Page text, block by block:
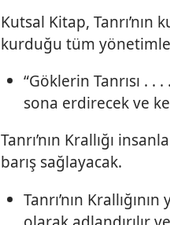
Kutsal Kitap,
kurduğu tüm
“Göklerin Tanrısı . .
sona erdirecek ve
Tanrı’nın Krallığı
barış sağlayacak.
Tanrı’nın